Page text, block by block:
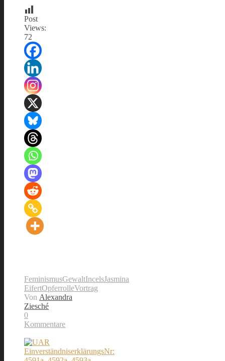
Post
Views:
72
FeminismusGewaltIncelsJasmina
EifertOpferrolleVortrag
Von Alexandra
Ziesché
0
Kommentare